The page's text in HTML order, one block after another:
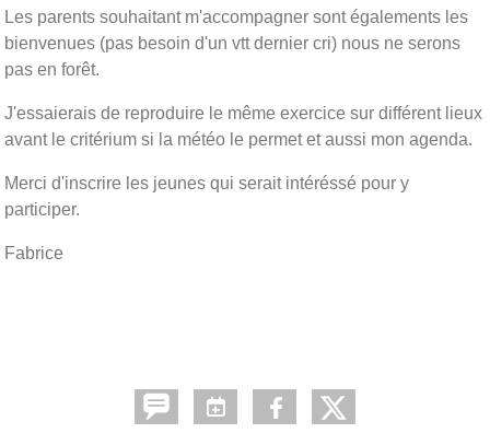
Les parents souhaitant m'accompagner sont égalements les
bienvenues (pas besoin d'un vtt dernier cri) nous ne serons
pas en forêt.
J'essaierais de reproduire le même exercice sur différent lieux
avant le critérium si la météo le permet et aussi mon agenda.
Merci d'inscrire les jeunes qui serait intéréssé pour y
participer.
Fabrice